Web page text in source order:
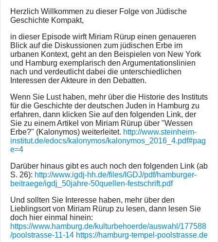
Herzlich Willkommen zu dieser Folge von Jüdische
Geschichte Kompakt,
in dieser Episode wirft Miriam Rürup einen genaueren
Blick auf die Diskussionen zum jüdischen Erbe im
urbanen Kontext, geht an den Beispielen von New York
und Hamburg exemplarisch den Argumentationslinien
nach und verdeutlicht dabei die unterschiedlichen
Interessen der Akteure in den Debatten.
Wenn Sie Lust haben, mehr über die Historie des Instituts
für die Geschichte der deutschen Juden in Hamburg zu
erfahren, dann klicken Sie auf den folgenden Link, der
Sie zu einem Artikel von Miriam Rürup über "Wessen
Erbe?" (Kalonymos) weiterleitet. http://www.steinheim-
institut.de/edocs/kalonymos/kalonymos_2016_4.pdf#pag
e=4
Darüber hinaus gibt es auch noch den folgenden Link (ab
S. 26): http://www.igdj-hh.de/files/IGDJ/pdf/hamburger-
beitraege/igdj_50jahre-50quellen-festschrift.pdf
Und sollten Sie Interesse haben, mehr über den
Lieblingsort von Miriam Rürup zu lesen, dann lesen Sie
doch hier einmal hinein:
https://www.hamburg.de/kulturbehoerde/auswahl/177588
/poolstrasse-11-14 https://hamburg-tempel-poolstrasse.de